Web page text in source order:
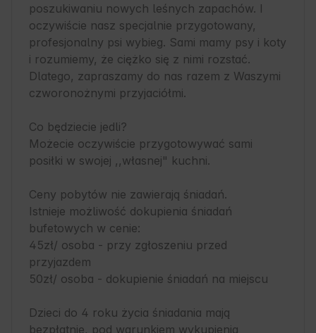
poszukiwaniu nowych leśnych zapachów. I
oczywiście nasz specjalnie przygotowany,
profesjonalny psi wybieg. Sami mamy psy i koty
i rozumiemy, że ciężko się z nimi rozstać.
Dlatego, zapraszamy do nas razem z Waszymi
czworonożnymi przyjaciółmi.
Co będziecie jedli?
Możecie oczywiście przygotowywać sami
posiłki w swojej ,,własnej" kuchni.
Ceny pobytów nie zawierają śniadań.
Istnieje możliwość dokupienia śniadań
bufetowych w cenie:
45zł/ osoba - przy zgłoszeniu przed
przyjazdem
50zł/ osoba - dokupienie śniadań na miejscu
Dzieci do 4 roku życia śniadania mają
bezpłatnie, pod warunkiem wykupienia